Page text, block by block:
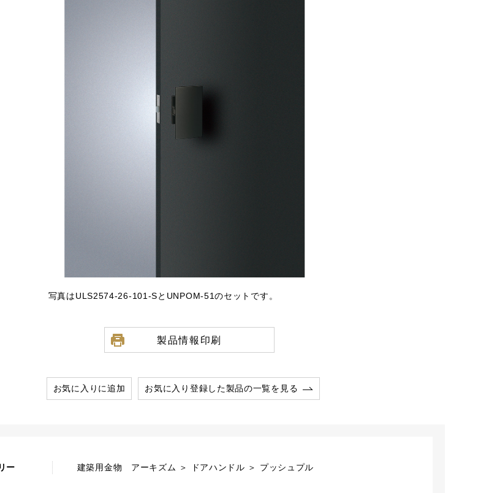
写真はULS2574-26-101-SとUNPOM-51のセットです。
製品情報印刷
お気に入りに追加 お気に入り登録した製品の一覧を見る
ー 建築用金物 アーキズム ＞ ドアハンドル ＞ プッシュプル